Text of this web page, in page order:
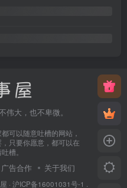
大，也不卑微。
可以随意吐槽的网站，
只要你愿意，都可以在
槽。
广告合作 关于我们
· 沪ICP备16001031号-1